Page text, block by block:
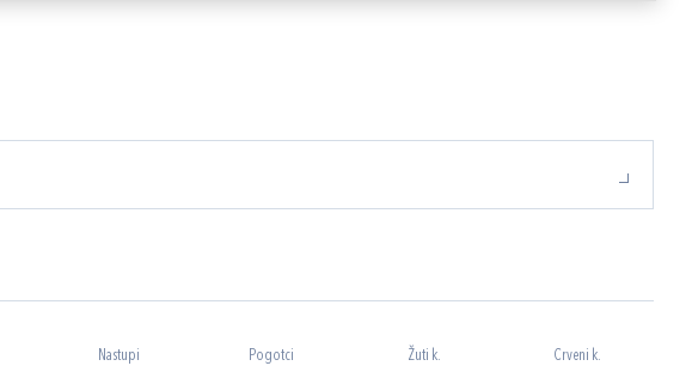
Nastupi Pogotci Žuti k. Crveni k.